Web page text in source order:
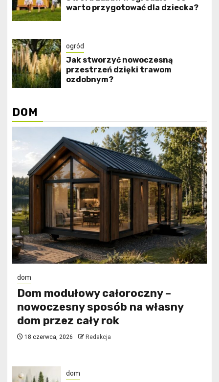
warto przygotować dla dziecka?
ogród
Jak stworzyć nowoczesną
przestrzeń dzięki trawom
ozdobnym?
DOM
dom
Dom modułowy całoroczny –
nowoczesny sposób na własny
dom przez cały rok
18 czerwca, 2026 Redakcja
dom